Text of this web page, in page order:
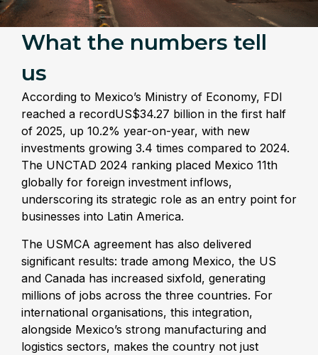
What the numbers tell
us
According to Mexico’s Ministry of Economy, FDI
reached a recordUS$34.27 billion in the first half
of 2025, up 10.2% year-on-year, with new
investments growing 3.4 times compared to 2024.
The UNCTAD 2024 ranking placed Mexico 11th
globally for foreign investment inflows,
underscoring its strategic role as an entry point for
businesses into Latin America.
The USMCA agreement has also delivered
significant results: trade among Mexico, the US
and Canada has increased sixfold, generating
millions of jobs across the three countries. For
international organisations, this integration,
alongside Mexico’s strong manufacturing and
logistics sectors, makes the country not just